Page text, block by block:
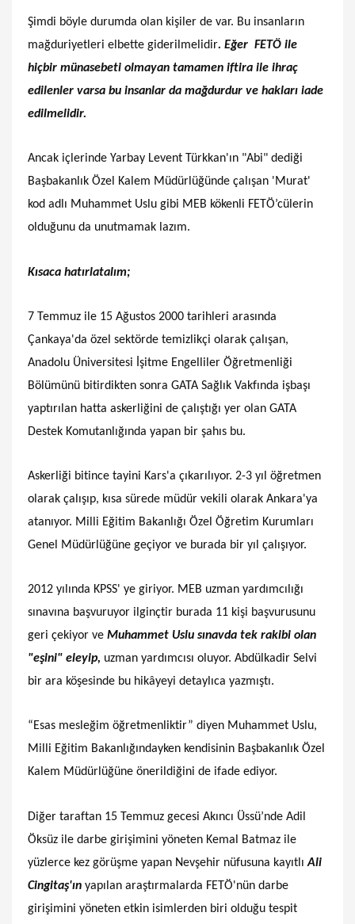
Şimdi böyle durumda olan kişiler de var. Bu insanların
mağduriyetleri elbette giderilmelidir. Eğer FETÖ ile
hiçbir münasebeti olmayan tamamen iftira ile ihraç
edilenler varsa bu insanlar da mağdurdur ve hakları iade
edilmelidir.
Ancak içlerinde Yarbay Levent Türkkan'ın "Abi" dediği
Başbakanlık Özel Kalem Müdürlüğünde çalışan 'Murat'
kod adlı Muhammet Uslu gibi MEB kökenli FETÖ’cülerin
olduğunu da unutmamak lazım.
Kısaca hatırlatalım;
7 Temmuz ile 15 Ağustos 2000 tarihleri arasında
Çankaya'da özel sektörde temizlikçi olarak çalışan,
Anadolu Üniversitesi İşitme Engelliler Öğretmenliği
Bölümünü bitirdikten sonra GATA Sağlık Vakfında işbaşı
yaptırılan hatta askerliğini de çalıştığı yer olan GATA
Destek Komutanlığında yapan bir şahıs bu.
Askerliği bitince tayini Kars'a çıkarılıyor. 2-3 yıl öğretmen
olarak çalışıp, kısa sürede müdür vekili olarak Ankara'ya
atanıyor. Milli Eğitim Bakanlığı Özel Öğretim Kurumları
Genel Müdürlüğüne geçiyor ve burada bir yıl çalışıyor.
2012 yılında KPSS' ye giriyor. MEB uzman yardımcılığı
sınavına başvuruyor ilginçtir burada 11 kişi başvurusunu
geri çekiyor ve Muhammet Uslu sınavda tek rakibi olan
"eşini" eleyip, uzman yardımcısı oluyor. Abdülkadir Selvi
bir ara köşesinde bu hikâyeyi detaylıca yazmıştı.
“Esas mesleğim öğretmenliktir” diyen Muhammet Uslu,
Milli Eğitim Bakanlığındayken kendisinin Başbakanlık Özel
Kalem Müdürlüğüne önerildiğini de ifade ediyor.
Diğer taraftan 15 Temmuz gecesi Akıncı Üssü’nde Adil
Öksüz ile darbe girişimini yöneten Kemal Batmaz ile
yüzlerce kez görüşme yapan Nevşehir nüfusuna kayıtlıAli
Cingitaş'ın yapılan araştırmalarda FETÖ'nün darbe
girişimini yöneten etkin isimlerden biri olduğu tespit